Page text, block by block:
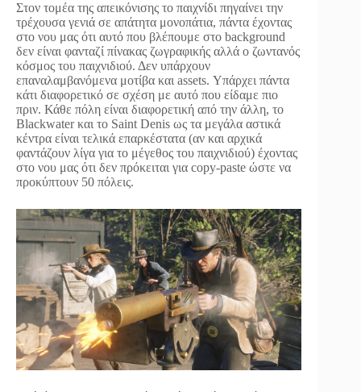
Στον τομέα της απεικόνισης το παιχνίδι πηγαίνει την
τρέχουσα γενιά σε απάτητα μονοπάτια, πάντα έχοντας
στο νου μας ότι αυτό που βλέπουμε στο background
δεν είναι φανταζί πίνακας ζωγραφικής αλλά ο ζωντανός
κόσμος του παιχνιδιού. Δεν υπάρχουν
επαναλαμβανόμενα μοτίβα και assets. Υπάρχει πάντα
κάτι διαφορετικό σε σχέση με αυτό που είδαμε πιο
πριν. Κάθε πόλη είναι διαφορετική από την άλλη, το
Blackwater και το Saint Denis ως τα μεγάλα αστικά
κέντρα είναι τελικά επαρκέστατα (αν και αρχικά
φαντάζουν λίγα για το μέγεθος του παιχνιδιού) έχοντας
στο νου μας ότι δεν πρόκειται για copy-paste ώστε να
προκύπτουν 50 πόλεις.